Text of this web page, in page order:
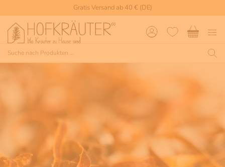
Gratis Versand ab 40 € (DE)